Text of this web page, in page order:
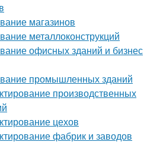
магазинов
металлоконструкций
офисных зданий и бизнес
промышленных зданий
производственных
цехов
фабрик и заводов